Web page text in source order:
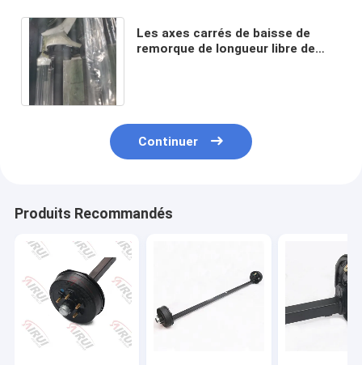
Les axes carrés de baisse de
remorque de longueur libre de
Continuer
Produits Recommandés